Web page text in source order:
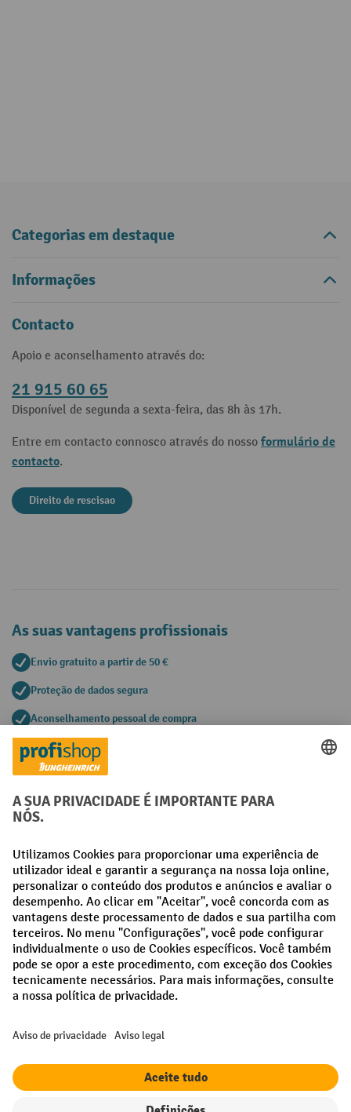
Categorias em destaque
Informações
Contacto
Apoio e aconselhamento através do:
21 915 60 65
Disponível de segunda a sexta-feira, das 8h às 17h.
Entre em contacto connosco através do nosso formulário de
contacto.
Direito de rescisao
As suas vantagens profissionais
Envio gratuito a partir de 50 €
Proteção de dados segura
Aconselhamento pessoal de compra
Métodos de pagamento
Redes sociais
Facebook
LinkedIn
Instagram
Termos e condições gerais Aviso Legal
Todos os preços excl. IVA maiscustos de envio
¹ O desconto é válido enquanto durarem os stocks. O desconto não se